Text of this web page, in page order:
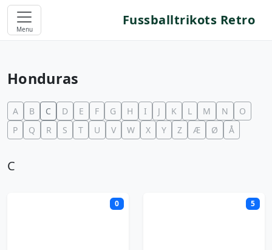
Menu
Fussballtrikots Retro
Honduras
A B C D E F G H I J K L M N
O
P
Q R S T U V W X Y Z Æ Ø Å
C
0 5